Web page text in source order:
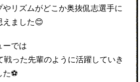
やリズムがどこか奥抜侃志選手に
えました😊
ーでは
戦った先輩のように活躍していき
た⚽️